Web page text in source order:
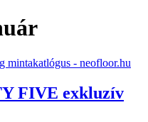
FIVE exkluzív